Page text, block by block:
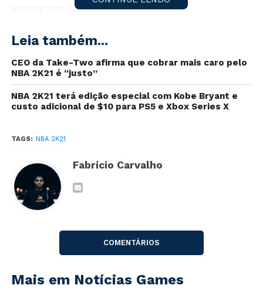
loading com publicidades obrigatórias.
Esta “novidade” foi incluída sem aviso prévio em todas
as plataformas pouco mais de um mês após o
lançamento,irritandoos fãs da franquia.
Repare no vídeo abaixo um exemplo de como os
comerciais são exibidos dentro do jogo, adicionando o
tempo de loading. A captura foi num PC que opera
mais rápido.
Leia também...
CEO da Take-Two afirma que cobrar mais caro pelo
NBA 2K21 é “justo”
NBA 2K21 terá edição especial com Kobe Bryant e
custo adicional de $10 para PS5 e Xbox Series X
TAGS: NBA 2K21
Fabrício Carvalho
COMENTÁRIOS
Mais em Notícias Games